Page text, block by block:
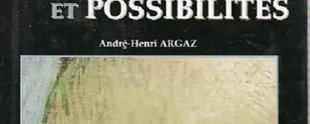
Tout sur le Padel
Entraînement et Techniques
Techniques et
Tendances Équipement et Terrain
Tout sur le Padel